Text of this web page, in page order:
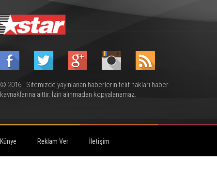
© 2016 - Sitemizde yayınlanan haberlerin telif hakları haber
kaynaklarına aittir. İzin alınmadan kopyalanamaz.
Künye Reklam Ver İletişim